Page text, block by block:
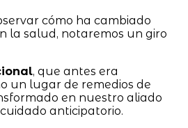
cómo ha cambiado
la salud, notaremos un giro
, que antes era
un lugar de remedios de
en nuestro aliado
anticipatorio.